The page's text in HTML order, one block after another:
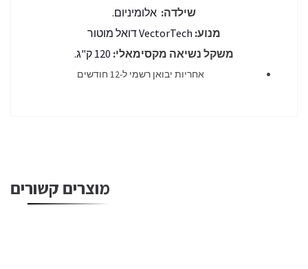
שילדה: אלומיניום.
מנוע:
משקל נשיאה מקסימאלי:
אחריות יבואן רשמי ל-12 חודשים
מוצרים קשורים